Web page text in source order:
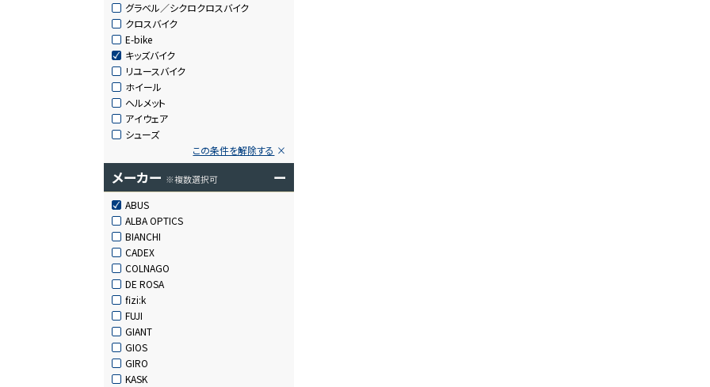
グラベル／シクロクロスバイク
クロスバイク
E-bike
キッズバイク
リユースバイク
ホイール
ヘルメット
アイウェア
シューズ
この条件を解除する
メーカー ※複数選択可 ー
ABUS
ALBA OPTICS
BIANCHI
CADEX
COLNAGO
DE ROSA
fizi:k
FUJI
GIANT
GIOS
GIRO
KASK